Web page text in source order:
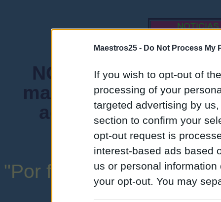
Maestros25 - Do Not Process My
If you wish to opt-out of
processing of your
targeted advertising by
section to confirm your
opt-out request is
interest-based ads based
us or personal
your opt-out. You may
NOTICIAS
NORMA
mantenga siempre
admiten mensajes
instituciones
"Por favor, no abuse de
una expresión